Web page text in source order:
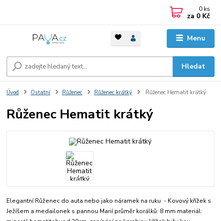
Menu
Hledat
0 ks
za 0 Kč
Úvod Ostatní Růženec Růženec krátký Růženec Hematit krátký
Růženec Hematit krátký
Elegantní Růženec do auta nebo jako náramek na ruku - Kovový křížek s
Ježíšem a medailonek s pannou Marií průměr korálků: 8 mm materiál: